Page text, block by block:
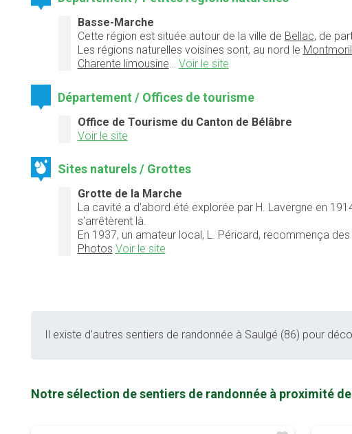
Basse-Marche
Cette région est située autour de la ville de Bellac, de
Les régions naturelles voisines sont, au nord le
Charente limousine… Voir le site
Département / Offices de tourisme
Office de Tourisme du Canton de Bélâbre
Voir le site
Sites naturels / Grottes
Grotte de la Marche
La cavité a d'abord été explorée par H. Lavergne en
s'arrêtèrent là.
En 1937, un amateur local, L. Péricard, recommença
Photos Voir le site
Il existe d'autres sentiers de randonnée à Saulgé (86) pour
Notre sélection de sentiers de randonnée à proximité